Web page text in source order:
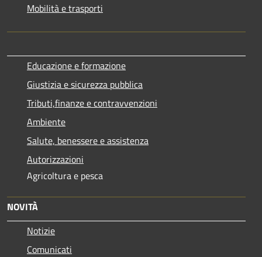
Mobilità e trasporti
Educazione e formazione
Giustizia e sicurezza pubblica
Tributi,finanze e contravvenzioni
Ambiente
Salute, benessere e assistenza
Autorizzazioni
Agricoltura e pesca
NOVITÀ
Notizie
Comunicati